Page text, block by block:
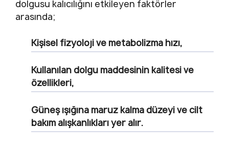
dolgusu kalıcılığını etkileyen faktörler
arasında;
Kişisel fizyoloji ve metabolizma hızı,
Kullanılan dolgu maddesinin kalitesi ve
özellikleri,
Güneş ışığına maruz kalma düzeyi ve cilt
bakım alışkanlıkları yer alır.